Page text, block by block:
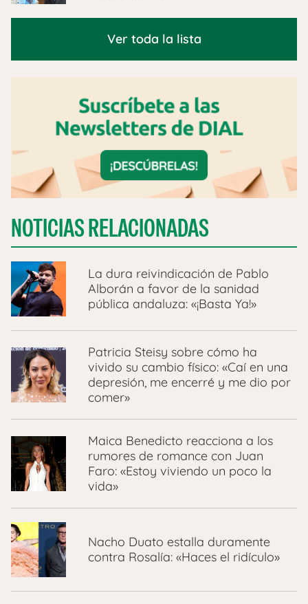
Ver toda la lista
NOTICIAS RELACIONADAS
La dura reivindicación de Pablo
Alborán a favor de la sanidad
pública andaluza: «¡Basta Ya!»
Patricia Steisy sobre cómo ha
vivido su cambio físico: «Caí en una
depresión, me encerré y me dio por
comer»
Maica Benedicto reacciona a los
rumores de romance con Juan
Faro: «Estoy viviendo un poco la
vida»
Nacho Duato estalla duramente
contra Rosalía: «Haces el ridículo»